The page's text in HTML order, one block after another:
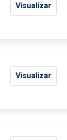
Visualizar
Visualizar